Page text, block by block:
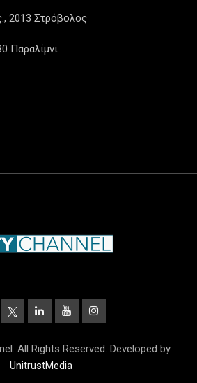
2013 Στρόβολος
Παραλίμνι
All Rights Reserved. Developed by
UnitrustMedia